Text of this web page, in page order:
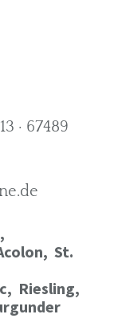
· 67489
St.
Riesling,